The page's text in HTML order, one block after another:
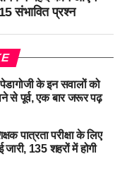
संभावित प्रश्न
के इन सवालों को
से पूर्व, एक बार जरूर पढ़
पात्रता परीक्षा के लिए
135 शहरों में होगी